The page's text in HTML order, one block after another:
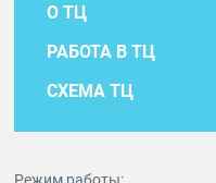
О ТЦ
РАБОТА В ТЦ
СХЕМА ТЦ